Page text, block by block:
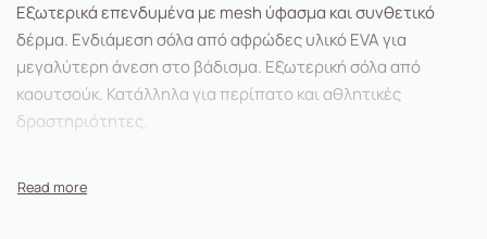
Εξωτερικά επενδυμένα με mesh ύφασμα και συνθετικό
δέρμα. Ενδιάμεση σόλα από αφρώδες υλικό EVA για
μεγαλύτερη άνεση στο βάδισμα. Εξωτερική σόλα από
καουτσούκ. Κατάλληλα για περίπατο και αθλητικές
δραστηριότητες.